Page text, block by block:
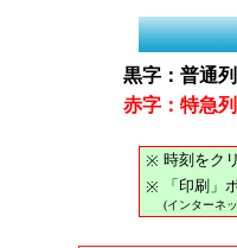
黒字：普通
赤字：特急
※ 時刻をク
※
「印刷」
(インターネ